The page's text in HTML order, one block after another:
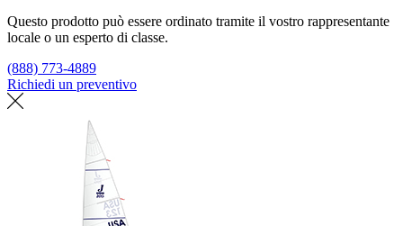
Questo prodotto può essere ordinato tramite il vostro rappresentante
locale o un esperto di classe.
(888) 773-4889
Richiedi un preventivo